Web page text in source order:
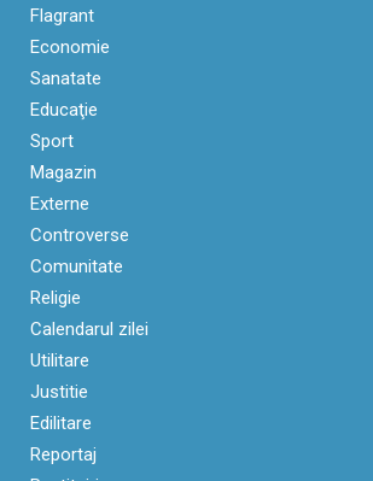
Flagrant
Economie
Sanatate
Educaţie
Sport
Magazin
Externe
Controverse
Comunitate
Religie
Calendarul zilei
Utilitare
Justitie
Edilitare
Reportaj